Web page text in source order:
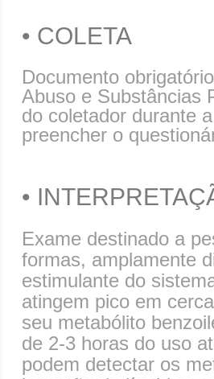
• COLETA
Documento
Abuso e Substâncias
do coletador durante
preencher o
•
Exame destinado a
formas, amplamente
estimulante do
atingem pico em
seu metabólito
de 2-3 horas do uso
podem detectar os